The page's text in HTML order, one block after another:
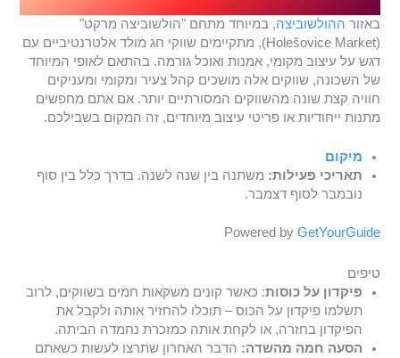
באזור ההולשוביצה, במיוחד מתחם "הולשוביצה מרקט"
(Holešovice Market), מתקיימים שווקי חג מולד אלטרנטיביים עם
דגש על עיצוב מקומי, אמנות ואוכל גורמה. בהתאם לאופי המיוחד
של השכונה, שווקים אלה מושכים קהל צעיר ומקומי ומעניקים
חוויה קצת שונה מהשווקים המסורתיים יותר. אם אתם מחפשים
מתנות ייחודיות או פריטי עיצוב מיוחדים, זה המקום בשבילכם.
מיקום
תאריכי פעילות: משתנה בין שנה לשנה. בדרך כלל בין סוף
נובמבר לסוף דצמבר.
Powered by GetYourGuide
טיפים
פיקדון על כוסות: כאשר קונים משקאות חמים בשווקים, לרוב
תשלמו פיקדון על הכוס – תוכלו להחזיר אותה ולקבל את
הפיקדון בחזרה, או לקחת אותה כמזכרת נחמדה הביתה.
הסעה חמה מהשדה: הדבר האחרון שתרצו לעשות כשאתם